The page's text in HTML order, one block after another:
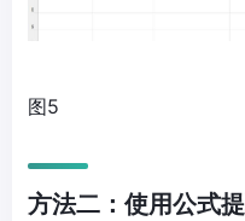
图5
方法二：使用公式